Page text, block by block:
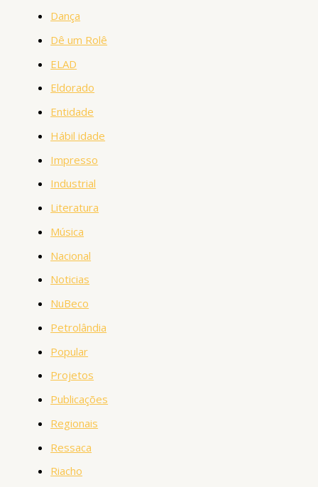
Dança
Dê um Rolê
ELAD
Eldorado
Entidade
Hábil idade
Impresso
Industrial
Literatura
Música
Nacional
Noticias
NuBeco
Petrolândia
Popular
Projetos
Publicações
Regionais
Ressaca
Riacho